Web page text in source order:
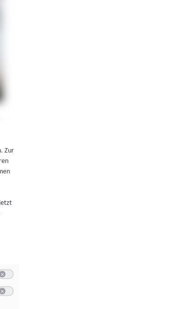
Zur
von oder Zugriff auf Informationen auf einem Endgerät